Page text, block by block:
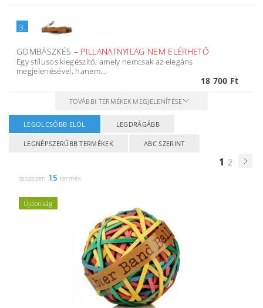
3.
GOMBÁSZKÉS – PILLANATNYILAG NEM ELÉRHETŐ
Egy stílusos kiegészítő, amely nemcsak az elegáns
megjelenésével, hanem...
18 700 Ft
TOVÁBBI TERMÉKEK MEGJELENÍTÉSE
LEGOLCSÓBB ELÖL LEGDRÁGÁBB
LEGNÉPSZERŰBB TERMÉKEK ABC SZERINT
1 2
összesen 15 termék
Újdonság